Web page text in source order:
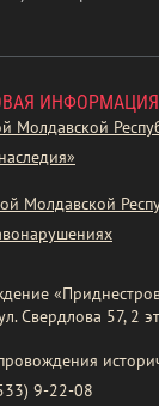
ИНФОРМАЦИЯ
Молдавской
Молдавской
Свердлова 57, 2
9-22-08